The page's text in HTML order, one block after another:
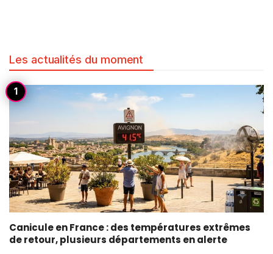
Les actualités du moment
Canicule en France : des températures extrêmes
de retour, plusieurs départements en alerte